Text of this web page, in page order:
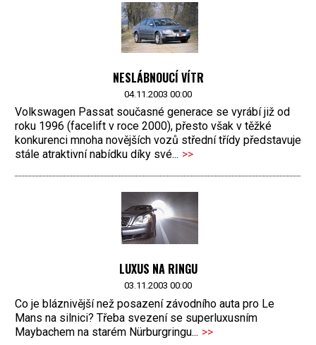
NESLÁBNOUCÍ VÍTR
04.11.2003 00:00
Volkswagen Passat současné generace se vyrábí již od
roku 1996 (facelift v roce 2000), přesto však v těžké
konkurenci mnoha novějších vozů střední třídy představuje
stále atraktivní nabídku díky své... >>
LUXUS NA RINGU
03.11.2003 00:00
Co je bláznivější než posazení závodního auta pro Le
Mans na silnici? Třeba svezení se superluxusním
Maybachem na starém Nürburgringu... >>